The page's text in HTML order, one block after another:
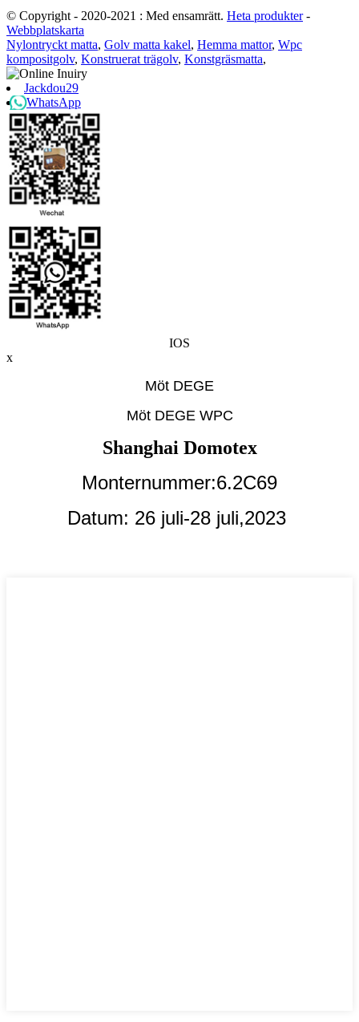
© Copyright - 2020-2021 : Med ensamrätt. Heta produkter-
Webbplatskarta
Nylontryckt matta, Golv matta kakel, Hemma mattor, Wpc
kompositgolv, Konstruerat trägolv, Konstgräsmatta,
Jackdou29
WhatsApp
IOS
x
Möt DEGE
Möt DEGE WPC
Shanghai Domotex
Monternummer:6.2C69
Datum: 26 juli-28 juli,2023